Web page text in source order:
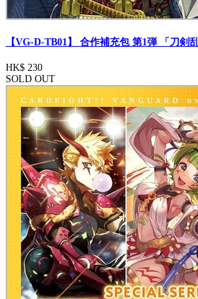
【VG-D-TB01】 合作補充包 第1弾 「刀剣
HK$ 230
SOLD OUT